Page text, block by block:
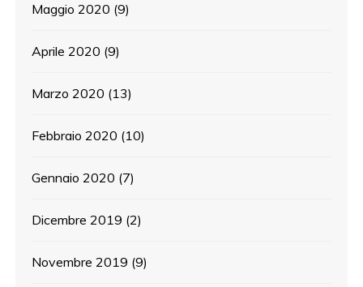
Maggio 2020 (9)
Aprile 2020 (9)
Marzo 2020 (13)
Febbraio 2020 (10)
Gennaio 2020 (7)
Dicembre 2019 (2)
Novembre 2019 (9)